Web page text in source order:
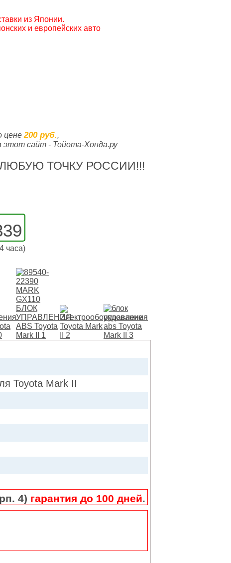
из Японии.
и европейских авто
цене 200 руб.,
этот сайт - Тойота-Хонда.ру
ТОЧКУ РОССИИ!!!
часа)
Toyota Mark II
4) гарантия до 100 дней.